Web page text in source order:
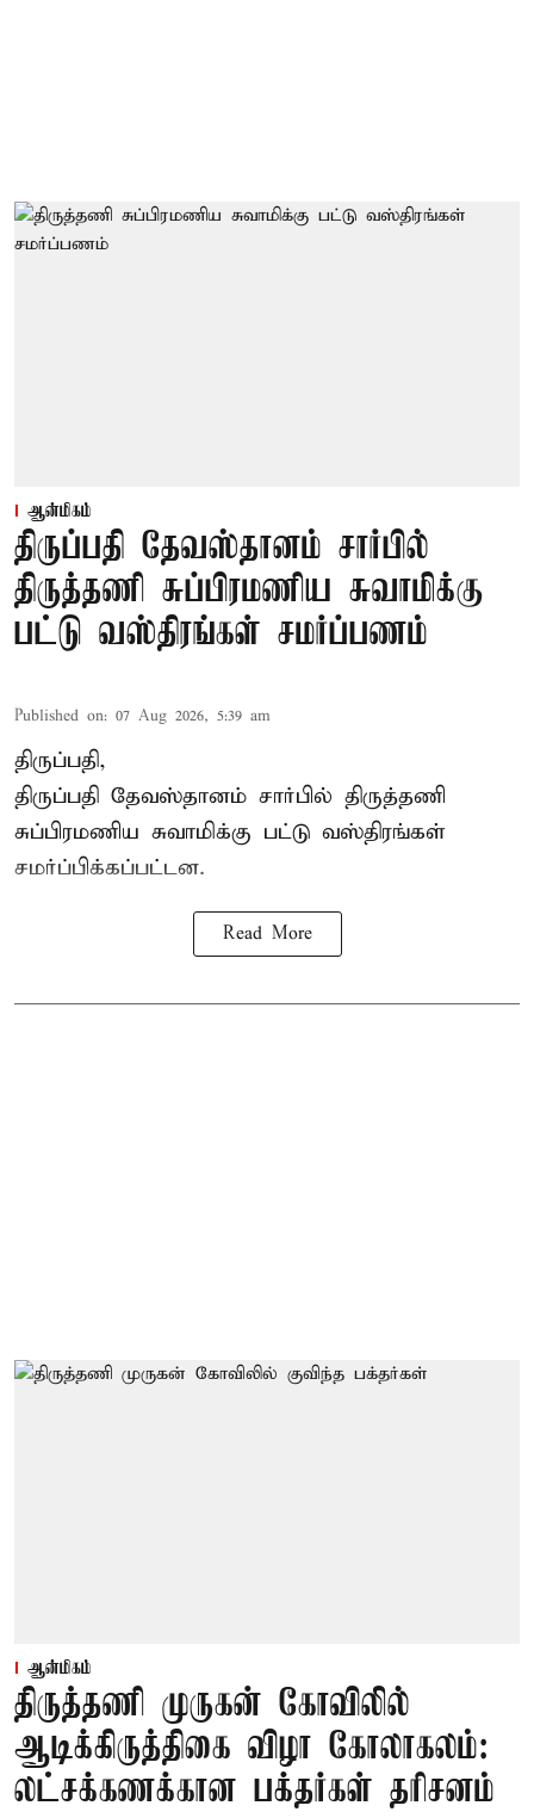
ஆன்மிகம்
திருப்பதி தேவஸ்தானம் சார்பில்
திருத்தணி சுப்பிரமணிய சுவாமிக்கு
பட்டு வஸ்திரங்கள் சமர்ப்பணம்
Published on: 07 Aug 2026, 5:39 am
திருப்பதி,
திருப்பதி தேவஸ்தானம் சார்பில் திருத்தணி
சுப்பிரமணிய சுவாமிக்கு பட்டு வஸ்திரங்கள்
சமர்ப்பிக்கப்பட்டன.
Read More
ஆன்மிகம்
திருத்தணி முருகன் கோவிலில்
ஆடிக்கிருத்திகை விழா கோலாகலம்:
லட்சக்கணக்கான பக்தர்கள் தரிசனம்